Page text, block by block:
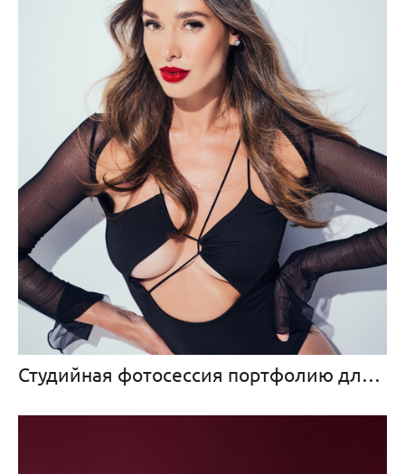
Студийная фотосессия портфолию для Наташи Ростовой